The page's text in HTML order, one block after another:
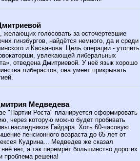
желающих голосовать за осточертевшие
гинзбургов, найдётся немного, да и среди
и Касьянова. Цель операции - утопить
увлекающей либеральных
отведена Дмитриевой. У неё язык хорошо
либерастов, она умеет прикрывать
Медведева
"Партии Роста" планируется сформировать
через которую можно будет пробивать
наследников Гайдара. Хоть 60-часовую
пенсионного возраста до 65 лет от
Кудрина... Медведев же сказал
нет, а так перемрёт большинство дорогих
проблема решена!